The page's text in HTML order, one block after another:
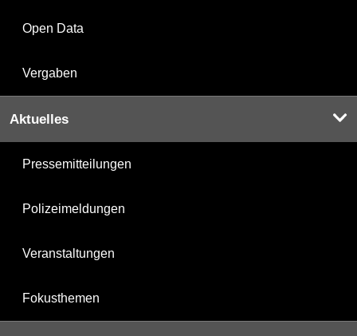
Open Data
Vergaben
Aktuelles
Pressemitteilungen
Polizeimeldungen
Veranstaltungen
Fokusthemen